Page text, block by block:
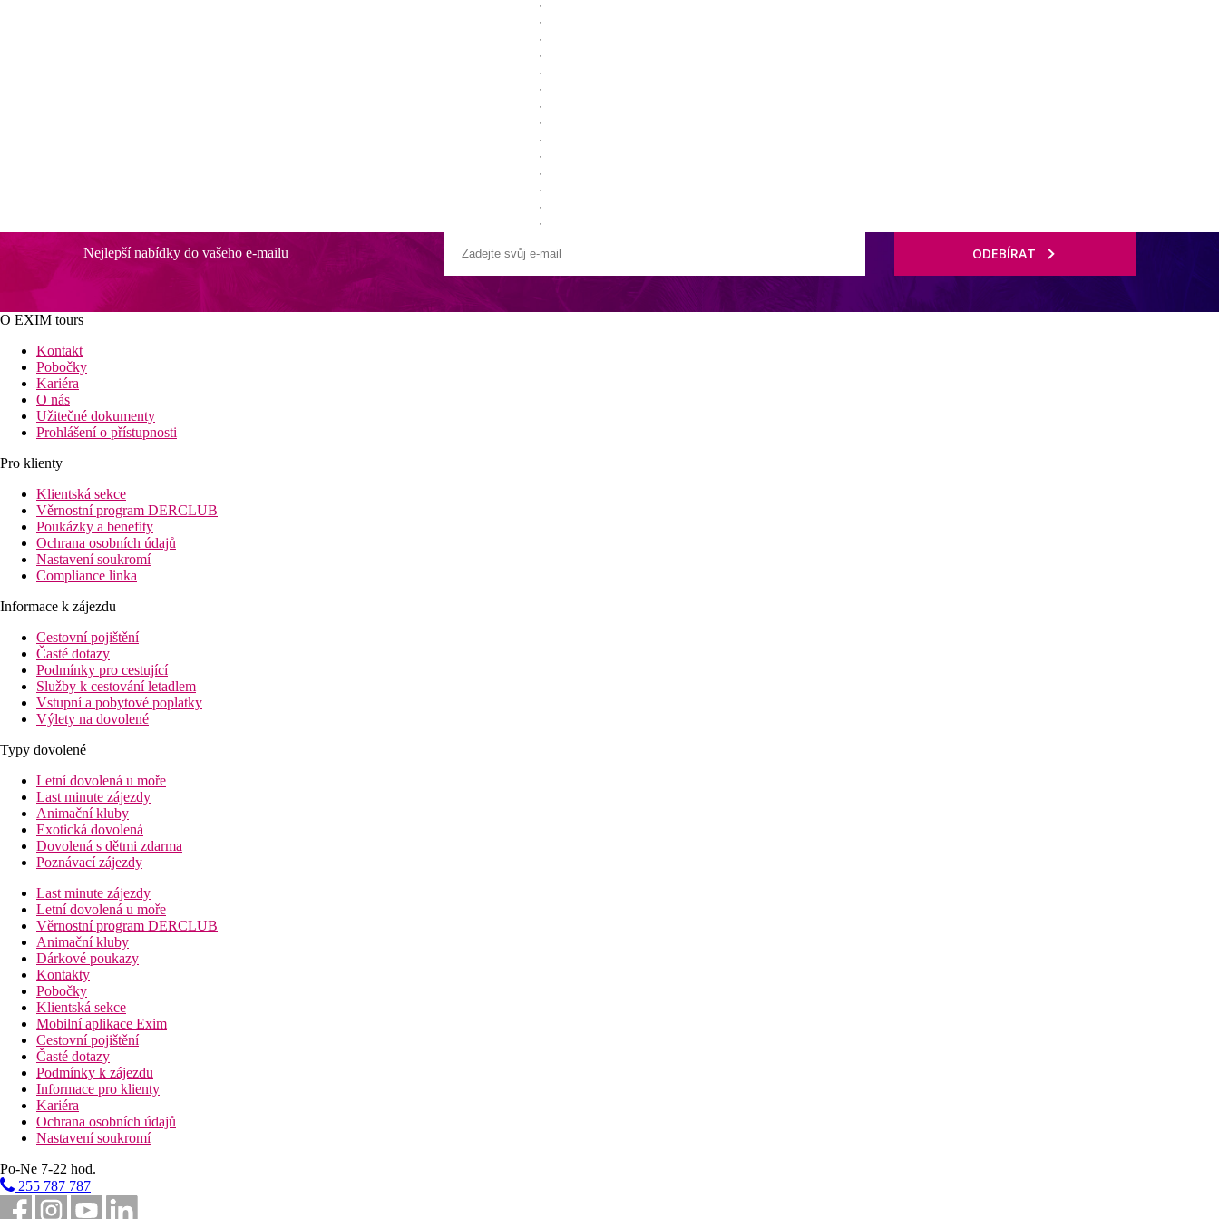
Nejlepší nabídky do vašeho e-mailu ODEBÍRAT
O EXIM tours
Kontakt
Pobočky
Kariéra
O nás
Užitečné dokumenty
Prohlášení o přístupnosti
Pro klienty
Klientská sekce
Věrnostní program DERCLUB
Poukázky a benefity
Ochrana osobních údajů
Nastavení soukromí
Compliance linka
Informace k zájezdu
Cestovní pojištění
Časté dotazy
Podmínky pro cestující
Služby k cestování letadlem
Vstupní a pobytové poplatky
Výlety na dovolené
Typy dovolené
Letní dovolená u moře
Last minute zájezdy
Animační kluby
Exotická dovolená
Dovolená s dětmi zdarma
Poznávací zájezdy
Last minute zájezdy
Letní dovolená u moře
Věrnostní program DERCLUB
Animační kluby
Dárkové poukazy
Kontakty
Pobočky
Klientská sekce
Mobilní aplikace Exim
Cestovní pojištění
Časté dotazy
Podmínky k zájezdu
Informace pro klienty
Kariéra
Ochrana osobních údajů
Nastavení soukromí
Po-Ne 7-22 hod.
255 787 787